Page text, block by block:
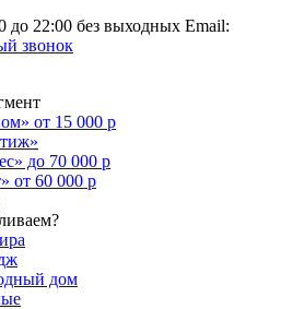
до 22:00 без выходных Email:
звонок
от 15 000 р
до 70 000 р
от 60 000 р
дом